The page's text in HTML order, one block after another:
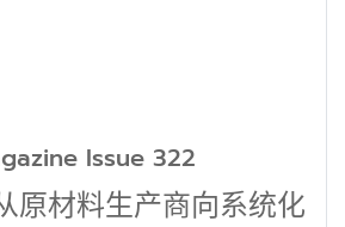
Issue 322
原材料生产商向系统化